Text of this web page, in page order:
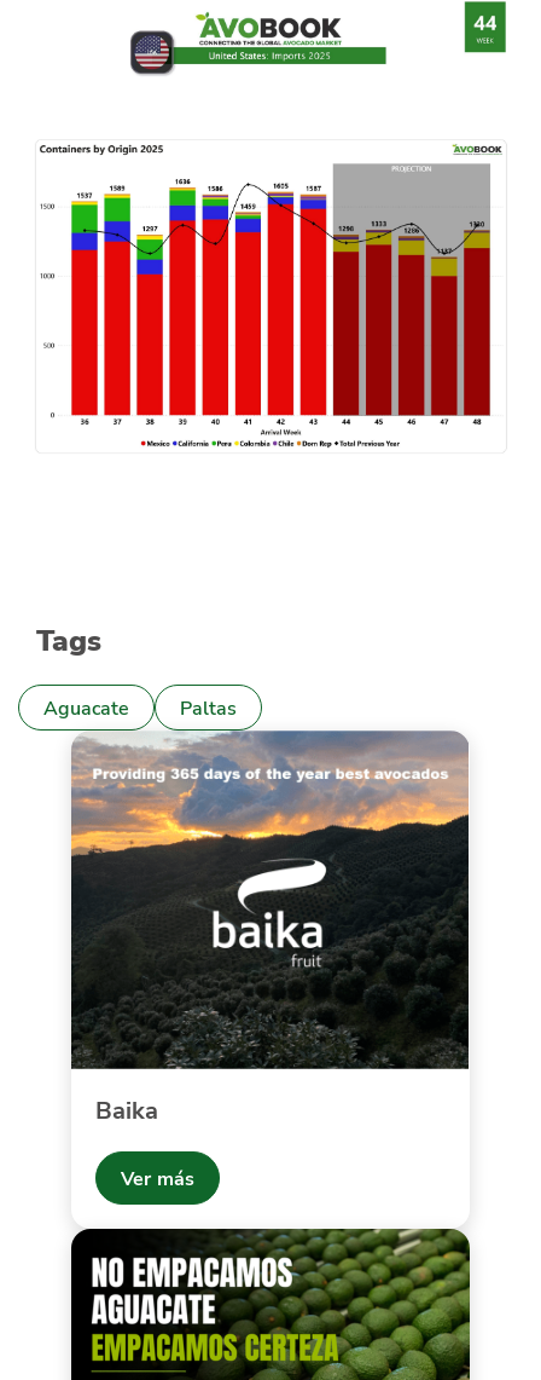
Tags
Aguacate Paltas
Baika
Ver más